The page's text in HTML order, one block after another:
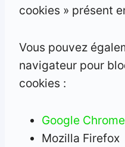
cookies » présent
Vous pouvez
navigateur pour
cookies :
Google Chrome
Mozilla Firefox